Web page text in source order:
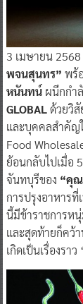
3​ เมษายน​
พจนสุนทร”​ พร้
หนันทน์ผนึกกำ
GLOBALด้วยวิสั
และบุคคลสำคัญ
Food​
ย้อนกลับไปเมื่อ
จันทบุรีของ “คุณ
การปรุงอาหาร
นี้มีข้าราชการห
และสุดท้ายก็คว้า
เกิดเป็นเรื่องรา